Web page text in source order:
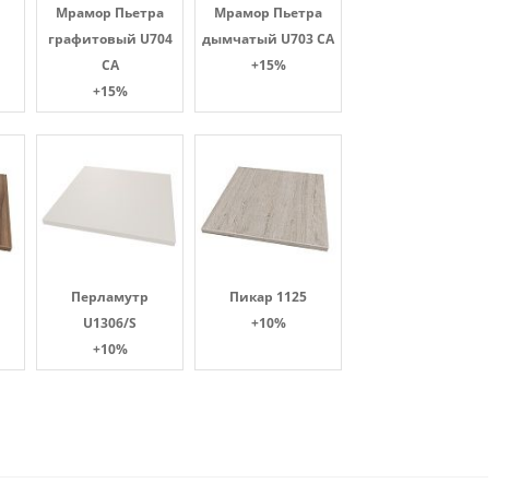
Мрамор Пьетра
графитовый U704
CA
+15%
Мрамор Пьетра
дымчатый U703 CA
+15%
Перламутр
U1306/S
+10%
Пикар 1125
+10%